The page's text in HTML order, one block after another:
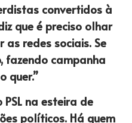
convertidos à
que é preciso olhar
redes sociais. Se
fazendo campanha
quer.”
na esteira de
políticos. Há quem